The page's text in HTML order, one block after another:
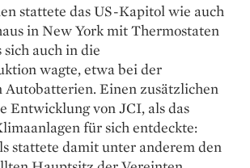
stattete das US-Kapitol wie auch
in New York mit Thermo­s­taten
sich auch in die
wagte, etwa bei der
Auto­batterien. Einen zusätz­lichen
Entwicklung von JCI, als das
für sich entdeckte:
stattete damit unter anderem den